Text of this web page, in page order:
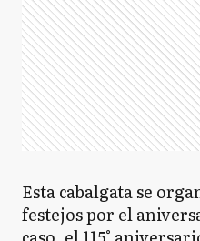
Esta cabalgata se
festejos por el